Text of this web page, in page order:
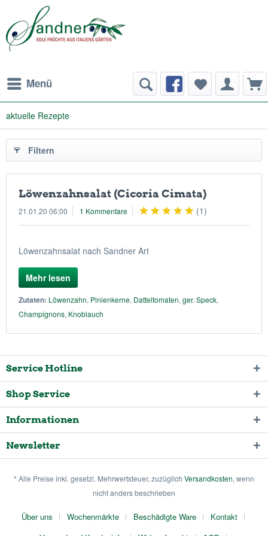
Menü
aktuelle Rezepte
Filtern
Löwenzahnsalat (Cicoria Cimata)
21.01.20 06:00 1 Kommentare (1)
Löwenzahnsalat nach Sandner Art
Mehr lesen
Zutaten: Löwenzahn, Pinienkerne, Datteltomaten, ger. Speck,
Champignons, Knoblauch
Service Hotline
Shop Service
Informationen
Newsletter
* Alle Preise inkl. gesetzl. Mehrwertsteuer, zuzüglich Versandkosten, wenn
nicht anders beschrieben
Über uns Wochenmärkte Beschädigte Ware
Kontakt